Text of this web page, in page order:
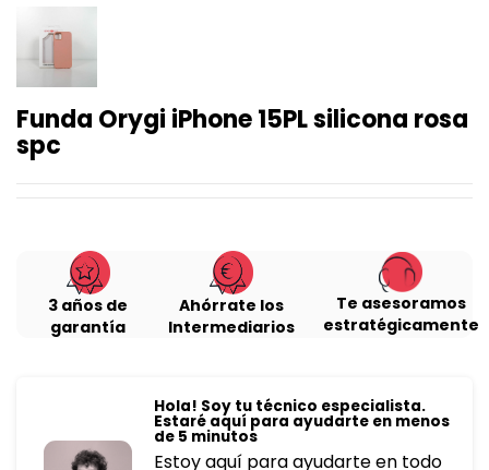
Funda Orygi iPhone 15PL silicona rosa
spc
3 años de
garantía
Ahórrate los
Intermediarios
Te asesoramos
estratégicamente
Hola! Soy tu técnico especialista.
Estaré aquí para ayudarte en menos
de 5 minutos
Estoy aquí para ayudarte en todo